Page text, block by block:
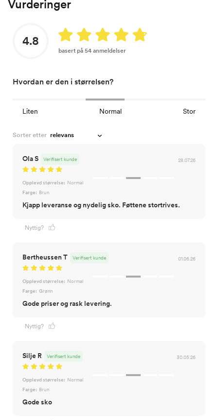
Vurderinger
4.8
basert på 54 anmeldelser
Hvordan er den i størrelsen?
Liten Normal Stor
Sorter etter
Ola S 28.07.26
Verifisert kunde
Opplevd størrelse: Normal
Farge: Brun
Kjapp leveranse og nydelig sko. Føttene stortrives.
Nyttig?
Bertheussen T 01.06.26
Verifisert kunde
Opplevd størrelse: Normal
Farge: Grønn
Gode priser og rask levering.
Nyttig?
Silje R 30.05.26
Verifisert kunde
Opplevd størrelse: Normal
Farge: Brun
Gode sko